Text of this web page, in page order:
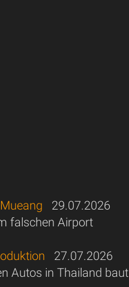
29.07.2026
falschen Airport
27.07.2026
Autos in Thailand baut